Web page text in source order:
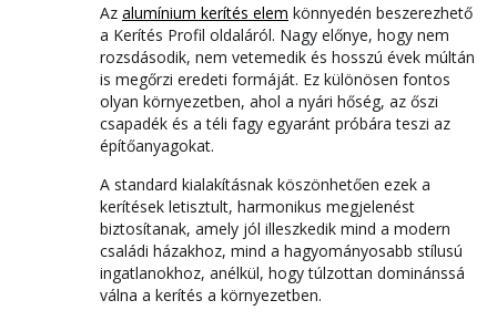
Az alumínium kerítés elem könnyedén beszerezhető
a Kerítés Profil oldaláról. Nagy előnye, hogy nem
rozsdásodik, nem vetemedik és hosszú évek múltán
is megőrzi eredeti formáját. Ez különösen fontos
olyan környezetben, ahol a nyári hőség, az őszi
csapadék és a téli fagy egyaránt próbára teszi az
építőanyagokat.
A standard kialakításnak köszönhetően ezek a
kerítések letisztult, harmonikus megjelenést
biztosítanak, amely jól illeszkedik mind a modern
családi házakhoz, mind a hagyományosabb stílusú
ingatlanokhoz, anélkül, hogy túlzottan dominánssá
válna a kerítés a környezetben.